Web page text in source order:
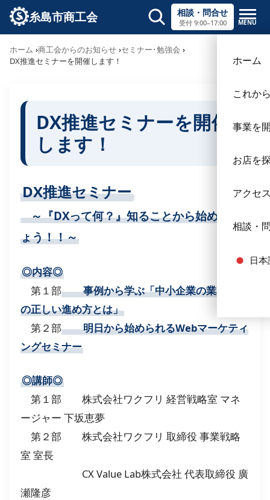
糸島市商工会 相談・問合せ
受付 9:00–17:00 MENU
サイト内検索
ホーム
これか
事業を
お店を
アクセ
相談・
日
ホーム 商工会からのお知らせ セミナー･勉強会
DX推進セミナーを開催します！
DX推進セミナーを開催
します！
DX推進セミナー
～『DXって何？』知ることから始めまし
ょう！！～
◎内容◎
第１部事例から学ぶ「中小企業の業務改善
の正しい進め方とは」
第２部明日から始められるWebマーケティ
ングセミナー
◎講師◎
第１部 株式会社ワクフリ 経営戦略室 マネ
ージャー 下坂恵夢
第２部 株式会社ワクフリ 取締役 事業戦略
室 室長
CX Value Lab株式会社 代表取締役 廣
瀬隆彦